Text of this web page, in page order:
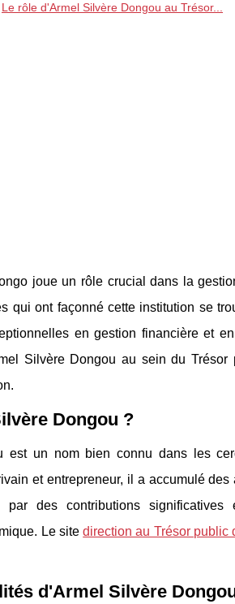
Le rôle d'Armel Silvère Dongou au Trésor...
joue un rôle crucial dans la
qui ont façonné cette institution se
en gestion financière et
Silvère Dongou au sein du
Dongou ?
est un nom bien connu dans les
et entrepreneur, il a accumulé
par des contributions
Le sitedirection au Trésor public
d'Armel Silvère